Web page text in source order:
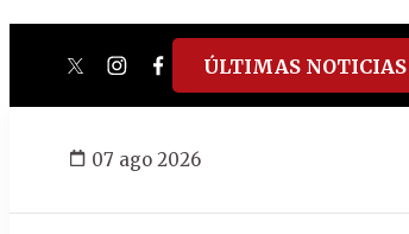
twitterinstagram
facebook
tiktokyoutube
spotify
ÚLTIMAS NOTICIAS
07 ago 2026